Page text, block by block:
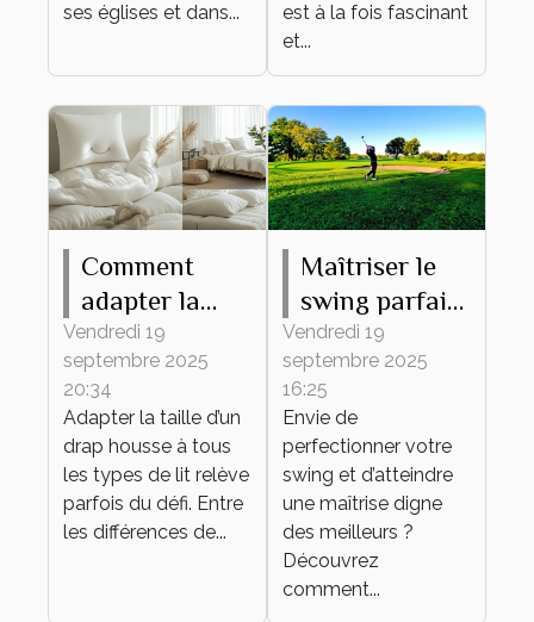
ses églises et dans...
est à la fois fascinant
et...
Comment
adapter la
taille de votre
drap housse à
tout type de
lit ?
Vendredi 19
septembre 2025
20:34
Adapter la taille d’un
drap housse à tous
les types de lit relève
parfois du défi. Entre
les différences de...
Maîtriser le
swing parfait :
conseils et
techniques
Vendredi 19
septembre 2025
16:25
Envie de
perfectionner votre
swing et d’atteindre
une maîtrise digne
des meilleurs ?
Découvrez
comment...